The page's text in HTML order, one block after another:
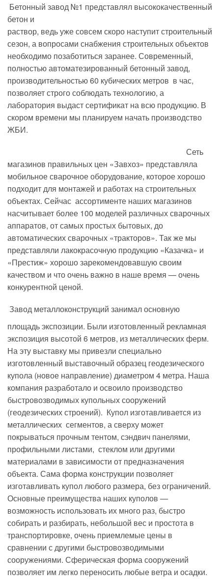
Бетонный завод №1 представлял высококачественный
бетон и
раствор, ведь уже совсем скоро наступит строительный
сезон, а вопросами снабжения строительных объектов
необходимо позаботиться заранее. Современный,
полностью автоматезированный бетонный завод,
производительностью 60 кубических метров в час,
позволяет строго соблюдать технологию, а
лаборатория выдаст сертификат на всю продукцию. В
скором времени мы планируем начать производство
ЖБИ.
Сеть
магазинов правильных цен «Завхоз» представляла
мобильное сварочное оборудование, которое хорошо
подходит для монтажей и работах на строительных
объектах. Сейчас ассортименте наших магазинов
насчитывает более 100 моделей различных сварочных
аппаратов, от самых простых бытовых, до
автоматических сварочных «тракторов». Так же мы
представляли лакокрасочную продукцию «Казачка» и
«Престиж» хорошо зарекомендовавшую своим
качеством и что очень важно в наше время — очень
конкурентной ценой.
Завод металлоконструкций занимал основную
площадь экспозиции. Были изготовленный рекламная
экспозиция высотой 6 метров, из металлических ферм.
На эту выставку мы привезли специально
изготовленный выставочный образец геодезического
купола (новое направление) диаметром 4 метра. Наша
компания разработало и освоило производство
быстровозводимых купольных сооружений
(геодезических строений). Купол изготавливается из
металлических сегментов, а сверху может
покрываться прочным тентом, сэндвич панелями,
профильными листами, стеклом или другими
материалами в зависимости от предназначения
объекта. Сама форма конструкции позволяет
изготавливать купол любого размера, без ограничений.
Основные преимущества наших куполов —
возможность использовать их много раз, быстро
собирать и разбирать, небольшой вес и простота в
транспортировке, очень приемлемые цены в
сравнении с другими быстровозводимыми
сооружениями. Сферическая форма сооружений
позволяет им легко переносить любые ветра и осадки.